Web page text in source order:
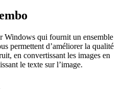
Windows qui fournit un ensemble
permettent d’améliorer la qualité
en convertissant les images en
le texte sur l’image.